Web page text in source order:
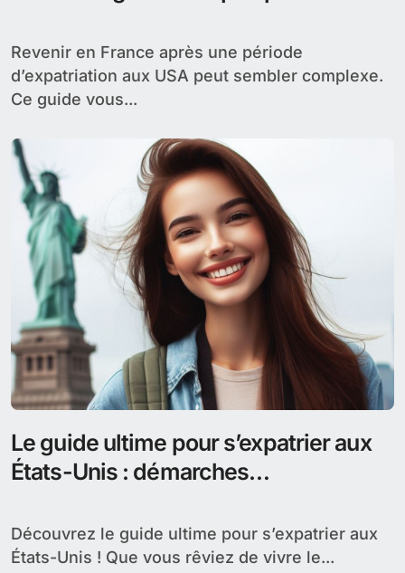
Revenir en France après une période
d’expatriation aux USA peut sembler complexe.
Ce guide vous...
Le guide ultime pour s’expatrier aux
États-Unis : démarches
pratiques
Découvrez le guide ultime pour s’expatrier aux
États-Unis ! Que vous rêviez de vivre le...